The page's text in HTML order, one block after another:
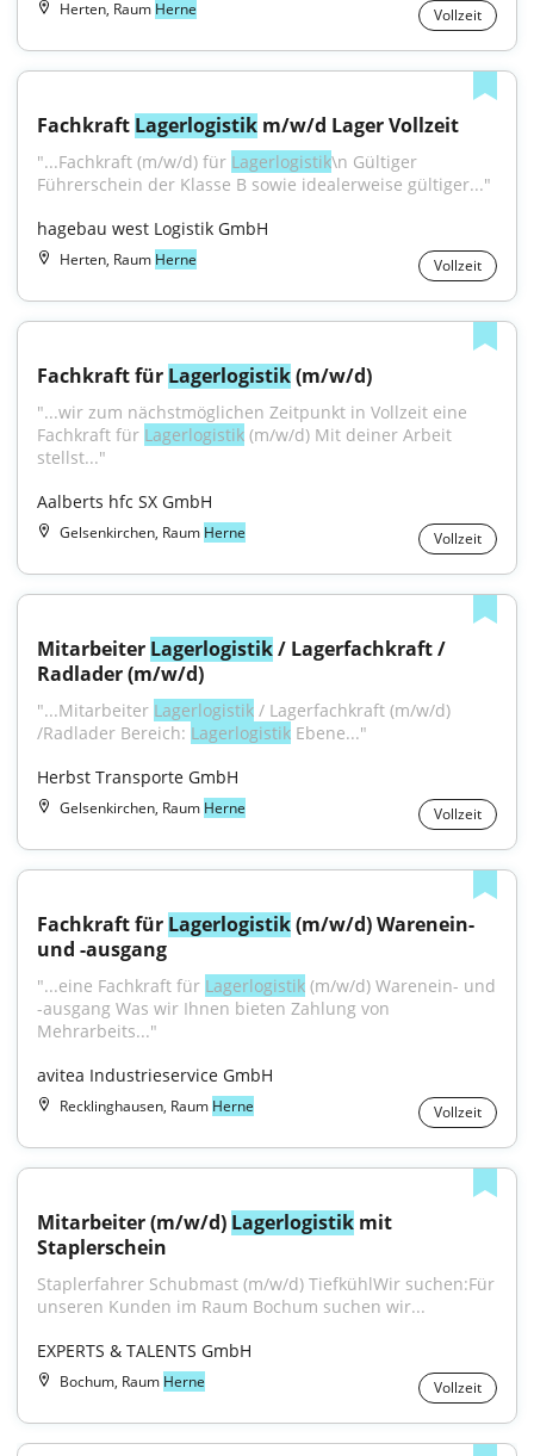
Herten, Raum Herne Vollzeit
Fachkraft Lagerlogistik m/w/d Lager Vollzeit
"...Fachkraft (m/w/d) für Lagerlogistik\n Gültiger
Führerschein der Klasse B sowie idealerweise gültiger..."
hagebau west Logistik GmbH
Herten, Raum Herne Vollzeit
Fachkraft für Lagerlogistik (m/w/d)
"...wir zum nächstmöglichen Zeitpunkt in Vollzeit eine
Fachkraft für Lagerlogistik (m/w/d) Mit deiner Arbeit
stellst..."
Aalberts hfc SX GmbH
Gelsenkirchen, Raum Herne Vollzeit
Mitarbeiter Lagerlogistik / Lagerfachkraft /
Radlader (m/w/d)
"...Mitarbeiter Lagerlogistik / Lagerfachkraft (m/w/d)
/Radlader Bereich: Lagerlogistik Ebene..."
Herbst Transporte GmbH
Gelsenkirchen, Raum Herne Vollzeit
Fachkraft für Lagerlogistik (m/w/d) Warenein-
und -ausgang
"...eine Fachkraft für Lagerlogistik (m/w/d) Warenein- und
-ausgang Was wir Ihnen bieten Zahlung von
Mehrarbeits..."
avitea Industrieservice GmbH
Recklinghausen, Raum Herne Vollzeit
Mitarbeiter (m/w/d) Lagerlogistik mit
Staplerschein
Staplerfahrer Schubmast (m/w/d) TiefkühlWir suchen:Für
unseren Kunden im Raum Bochum suchen wir...
EXPERTS & TALENTS GmbH
Bochum, Raum Herne Vollzeit